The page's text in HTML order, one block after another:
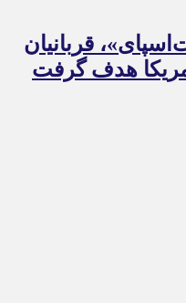
قربانیان